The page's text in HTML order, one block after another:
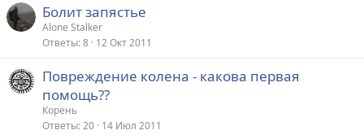
Болит запястье
Alone Stalker
Ответы 8 12 Окт 2011
Повреждение колена - какова первая
помощь??
Корень
Ответы 20 14 Июл 2011